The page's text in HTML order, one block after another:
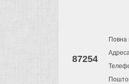
87254
Повна